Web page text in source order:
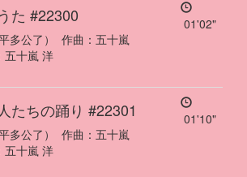
た #22300
平多公了） 作曲： 五十嵐
五十嵐 洋
01'02"
たちの踊り #22301
平多公了） 作曲： 五十嵐
五十嵐 洋
01'10"